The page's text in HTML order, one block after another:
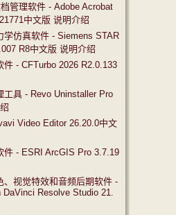
管理软件 - Adobe Acrobat
中文版 说明介绍
学仿真软件 - Siemens STAR
R8中文版 说明介绍
件 - CFTurbo 2026 R2.0.133
工具 - Revo Uninstaller Pro
Video Editor 26.20.0中文
件 - ESRI ArcGIS Pro 3.7.19
、视觉特效和音频后期软件 -
DaVinci Resolve Studio 21.